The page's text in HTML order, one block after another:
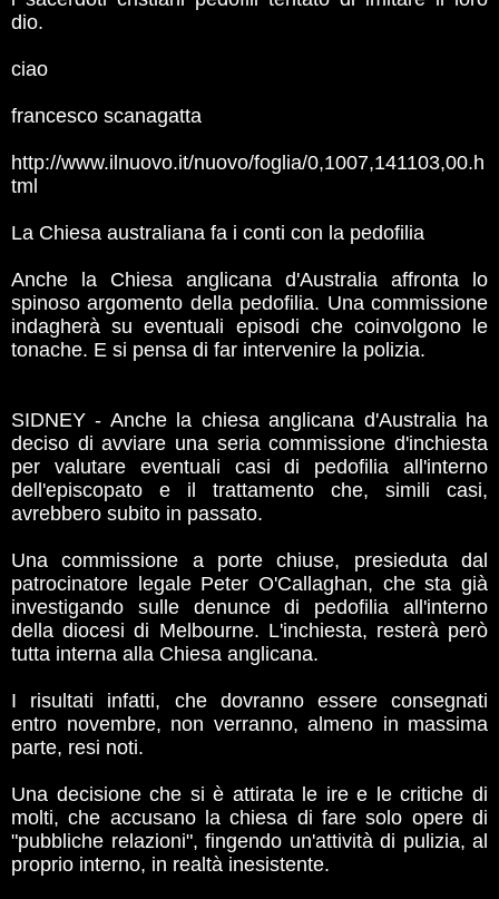
dio.
ciao
francesco scanagatta
http://www.ilnuovo.it/nuovo/foglia/0,1007,141103,00.h
tml
La Chiesa australiana fa i conti con la pedofilia
Anche la Chiesa anglicana d'Australia affronta lo
spinoso argomento della pedofilia. Una commissione
indagherà su eventuali episodi che coinvolgono le
tonache. E si pensa di far intervenire la polizia.
SIDNEY - Anche la chiesa anglicana d'Australia ha
deciso di avviare una seria commissione d'inchiesta
per valutare eventuali casi di pedofilia all'interno
dell'episcopato e il trattamento che, simili casi,
avrebbero subito in passato.
Una commissione a porte chiuse, presieduta dal
patrocinatore legale Peter O'Callaghan, che sta già
investigando sulle denunce di pedofilia all'interno
della diocesi di Melbourne. L'inchiesta, resterà però
tutta interna alla Chiesa anglicana.
I risultati infatti, che dovranno essere consegnati
entro novembre, non verranno, almeno in massima
parte, resi noti.
Una decisione che si è attirata le ire e le critiche di
molti, che accusano la chiesa di fare solo opere di
"pubbliche relazioni", fingendo un'attività di pulizia, al
proprio interno, in realtà inesistente.